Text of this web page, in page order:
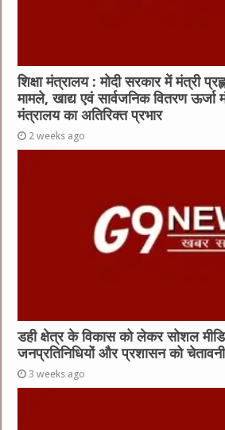
शिक्षा मंत्रालय : मोदी सरकार में मंत्री
मामले, खाद्य एवं सार्वजनिक वितरण ऊर्जा
मंत्रालय का अतिरिक्त प्रभार
2 weeks ago
डही क्षेत्र के विकास को लेकर सोशल
जनप्रतिनिधियों और प्रशासन को चेतावनी
3 weeks ago